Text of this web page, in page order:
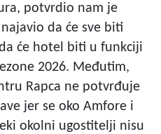
potvrdio nam je
da će sve biti
će hotel biti u funkciji
2026. Međutim,
Rapca ne potvrđuje
jer se oko Amfore i
okolni ugostitelji nisu